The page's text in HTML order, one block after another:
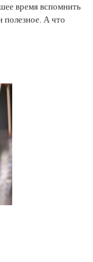
время вспомнить
полезное. А что